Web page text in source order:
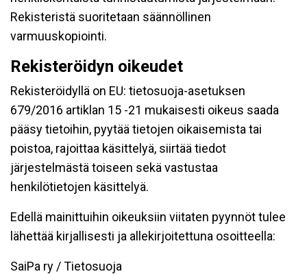
Rekisteristä suoritetaan säännöllinen
varmuuskopiointi.
Rekisteröidyn oikeudet
Rekisteröidyllä on EU: tietosuoja-asetuksen
679/2016 artiklan 15 -21 mukaisesti oikeus saada
pääsy tietoihin, pyytää tietojen oikaisemista tai
poistoa, rajoittaa käsittelyä, siirtää tiedot
järjestelmästä toiseen sekä vastustaa
henkilötietojen käsittelyä.
Edellä mainittuihin oikeuksiin viitaten pyynnöt tulee
lähettää kirjallisesti ja allekirjoitettuna osoitteella:
SaiPa ry / Tietosuoja